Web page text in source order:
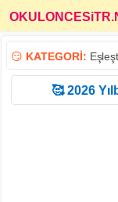
😏 KATEGORİ:
🥰 2026